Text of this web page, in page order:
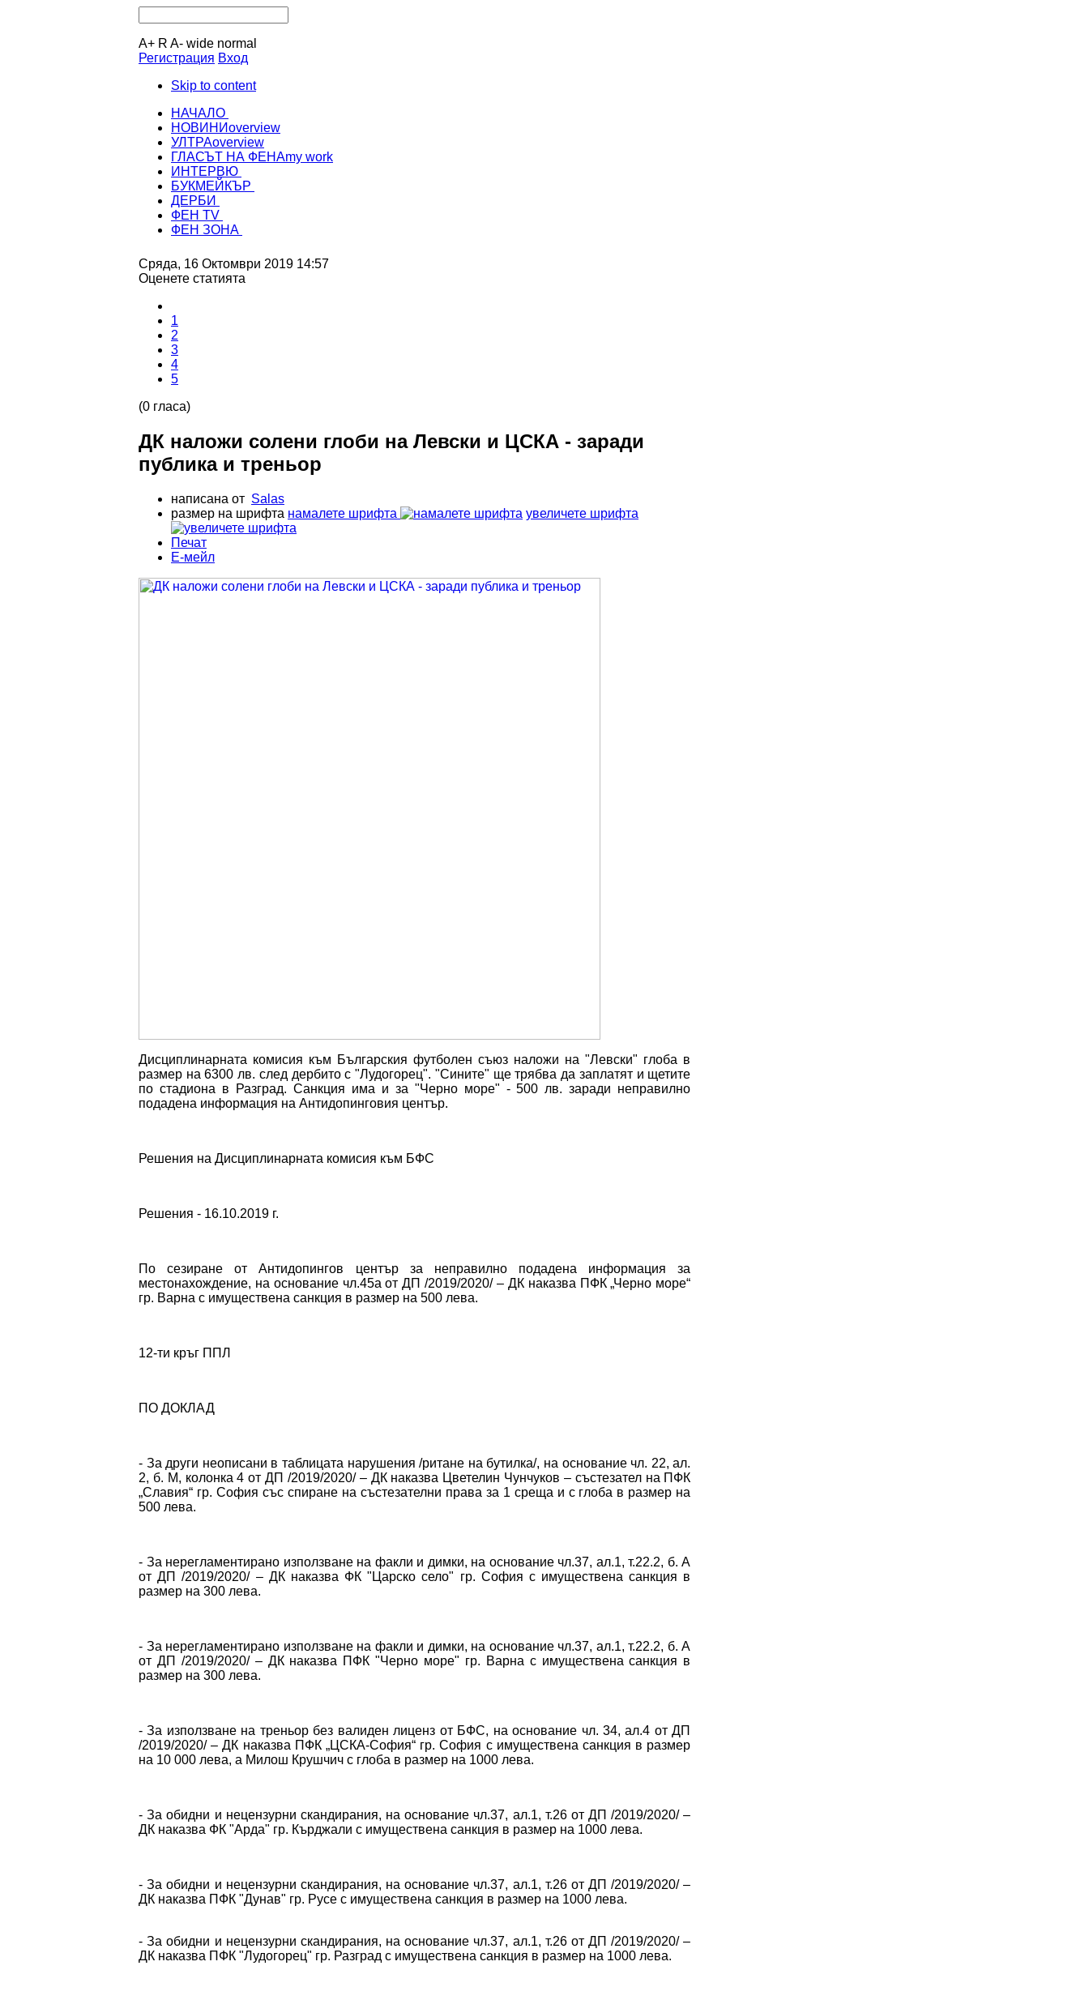
A+ R A- wide normal
Регистрация Вход
Skip to content
НАЧАЛО
НОВИНИoverview
УЛТРАoverview
ГЛАСЪТ НА ФЕНАmy work
ИНТЕРВЮ
БУКМЕЙКЪР
ДЕРБИ
ФЕН TV
ФЕН ЗОНА
Сряда, 16 Октомври 2019 14:57
Оценете статията
1
2
3
4
5
(0 гласа)
ДК наложи солени глоби на Левски и ЦСКА - заради
публика и треньор
написана от Salas
размер на шрифта намалете шрифта увеличете шрифта
Печат
Е-мейл
Дисциплинарната комисия към Българския футболен съюз наложи на "Левски" глоба в
размер на 6300 лв. след дербито с "Лудогорец". "Сините" ще трябва да заплатят и щетите
по стадиона в Разград. Санкция има и за "Черно море" - 500 лв. заради неправилно
подадена информация на Антидопинговия център.
Решения на Дисциплинарната комисия към БФС
Решения - 16.10.2019 г.
По сезиране от Антидопингов център за неправилно подадена информация за
местонахождение, на основание чл.45а от ДП /2019/2020/ – ДК наказва ПФК „Черно море“
гр. Варна с имуществена санкция в размер на 500 лева.
12-ти кръг ППЛ
ПО ДОКЛАД
- За други неописани в таблицата нарушения /ритане на бутилка/, на основание чл. 22, ал.
2, б. М, колонка 4 от ДП /2019/2020/ – ДК наказва Цветелин Чунчуков – състезател на ПФК
„Славия“ гр. София със спиране на състезателни права за 1 среща и с глоба в размер на
500 лева.
- За нерегламентирано използване на факли и димки, на основание чл.37, ал.1, т.22.2, б. А
от ДП /2019/2020/ – ДК наказва ФК "Царско село" гр. София с имуществена санкция в
размер на 300 лева.
- За нерегламентирано използване на факли и димки, на основание чл.37, ал.1, т.22.2, б. А
от ДП /2019/2020/ – ДК наказва ПФК "Черно море" гр. Варна с имуществена санкция в
размер на 300 лева.
- За използване на треньор без валиден лиценз от БФС, на основание чл. 34, ал.4 от ДП
/2019/2020/ – ДК наказва ПФК „ЦСКА-София“ гр. София с имуществена санкция в размер
на 10 000 лева, а Милош Крушчич с глоба в размер на 1000 лева.
- За обидни и нецензурни скандирания, на основание чл.37, ал.1, т.26 от ДП /2019/2020/ –
ДК наказва ФК "Арда" гр. Кърджали с имуществена санкция в размер на 1000 лева.
- За обидни и нецензурни скандирания, на основание чл.37, ал.1, т.26 от ДП /2019/2020/ –
ДК наказва ПФК "Дунав" гр. Русе с имуществена санкция в размер на 1000 лева.
- За обидни и нецензурни скандирания, на основание чл.37, ал.1, т.26 от ДП /2019/2020/ –
ДК наказва ПФК "Лудогорец" гр. Разград с имуществена санкция в размер на 1000 лева.